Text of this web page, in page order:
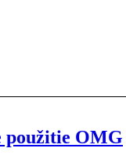
použitie OMG